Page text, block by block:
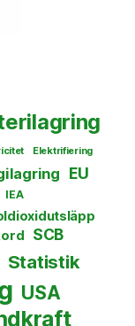
Elektrifiering
EU
IEA
SCB
Statistik
USA